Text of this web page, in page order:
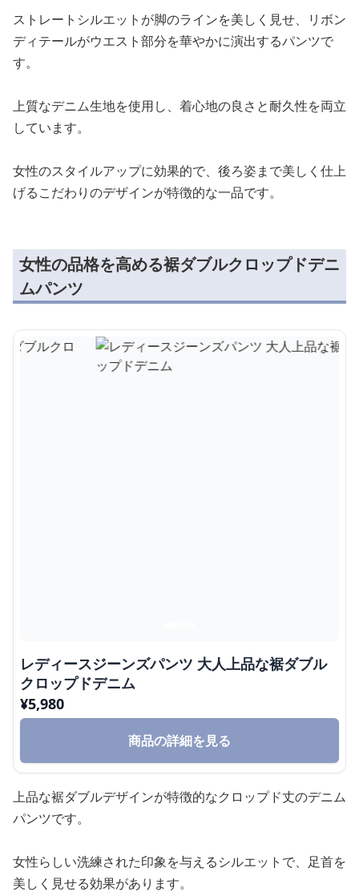
ストレートシルエットが脚のラインを美しく見せ、リボン
ディテールがウエスト部分を華やかに演出するパンツで
す。
上質なデニム生地を使用し、着心地の良さと耐久性を両立
しています。
女性のスタイルアップに効果的で、後ろ姿まで美しく仕上
げるこだわりのデザインが特徴的な一品です。
女性の品格を高める裾ダブルクロップドデニ
ムパンツ
レディースジーンズパンツ 大人上品な裾ダブル
クロップドデニム
¥5,980
商品の詳細を見る
上品な裾ダブルデザインが特徴的なクロップド丈のデニム
パンツです。
女性らしい洗練された印象を与えるシルエットで、足首を
美しく見せる効果があります。